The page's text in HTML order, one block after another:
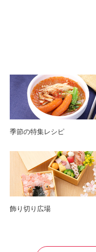
季節の特集レシピ
飾り切り広場